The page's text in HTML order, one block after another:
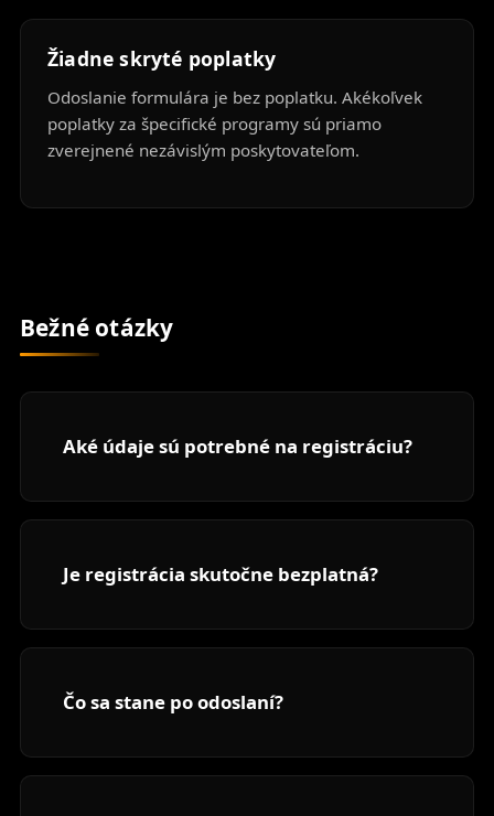
Žiadne skryté poplatky
Odoslanie formulára je bez poplatku. Akékoľvek
poplatky za špecifické programy sú priamo
zverejnené nezávislým poskytovateľom.
Bežné otázky
Aké údaje sú potrebné na registráciu?
Je registrácia skutočne bezplatná?
Čo sa stane po odoslaní?